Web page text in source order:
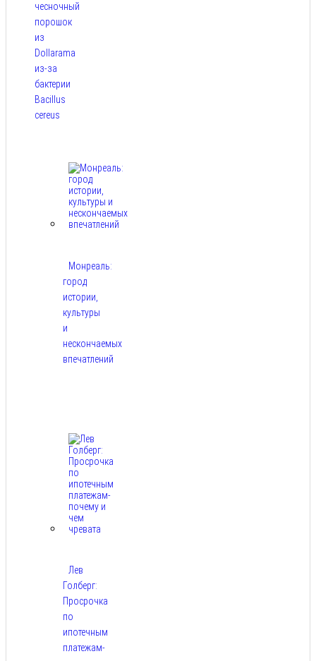
чесночный
порошок
из
Dollarama
из-за
бактерии
Bacillus
cereus
Монреаль:
город
истории,
культуры
и
нескончаемых
впечатлений
Лев
Голберг:
Просрочка
по
ипотечным
платежам-